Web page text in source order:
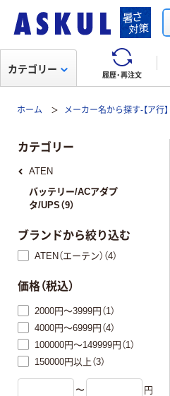
履歴・再注文
カテゴリー
ホーム メーカー名から探す-【ア行】
カテゴリー
ATEN
バッテリー/ACアダプ
タ/UPS（9）
ブランドから絞り込む
ATEN（エーテン）（4）
価格（税込）
2000円～3999円（1）
4000円～6999円（4）
100000円～149999円（1）
150000円以上（3）
〜 円